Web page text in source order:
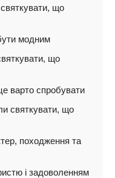
що
модним
що
варто спробувати
святкувати, що
походження та
і задоволенням